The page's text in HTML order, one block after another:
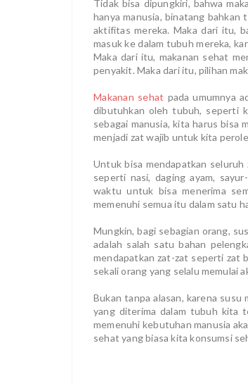
Tidak bisa dipungkiri, bahwa
hanya manusia, binatang
aktifitas mereka. Maka dari itu,
masuk ke dalam tubuh mereka,
Maka dari itu, makanan sehat
penyakit. Maka dari itu, pilihan
Makanan sehat pada umumnya
dibutuhkan oleh tubuh, seperti
sebagai manusia, kita harus bisa
menjadi zat wajib untuk kita
Untuk bisa mendapatkan seluruh
seperti nasi, daging ayam,
waktu untuk bisa menerima
memenuhi semua itu dalam satu
Mungkin, bagi sebagian orang,
adalah salah satu bahan
mendapatkan zat-zat seperti zat
sekali orang yang selalu memulai
Bukan tanpa alasan, karena
yang diterima dalam tubuh kita
memenuhi kebutuhan manusia
sehat yang biasa kita konsumsi